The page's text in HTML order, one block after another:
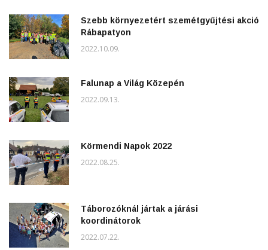
Szebb környezetért szemétgyűjtési akció
Rábapatyon
2022.10.09.
Falunap a Világ Közepén
2022.09.13.
Körmendi Napok 2022
2022.08.25.
Táborozóknál jártak a járási
koordinátorok
2022.07.22.